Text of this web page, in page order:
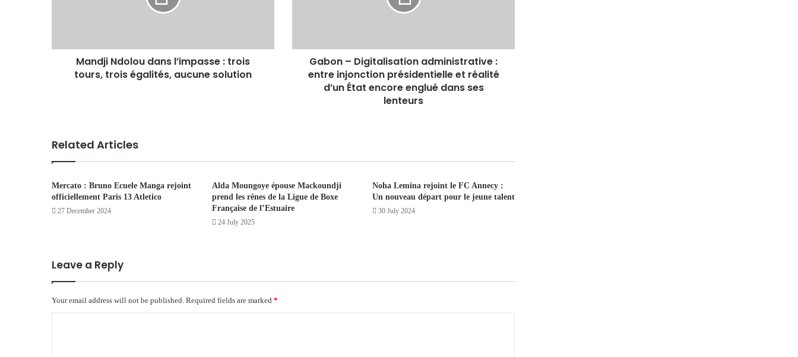
Mandji Ndolou dans l’impasse : trois
tours, trois égalités, aucune solution
Gabon – Digitalisation administrative :
entre injonction présidentielle et réalité
d’un État encore englué dans ses
lenteurs
Related Articles
Mercato : Bruno Ecuele Manga rejoint
officiellement Paris 13 Atletico
27 December 2024
Alda Moungoye épouse Mackoundji
prend les rênes de la Ligue de Boxe
Française de l’Estuaire
24 July 2025
Noha Lemina rejoint le FC Annecy :
Un nouveau départ pour le jeune talent
30 July 2024
Leave a Reply
Your email address will not be published. Required fields are marked *